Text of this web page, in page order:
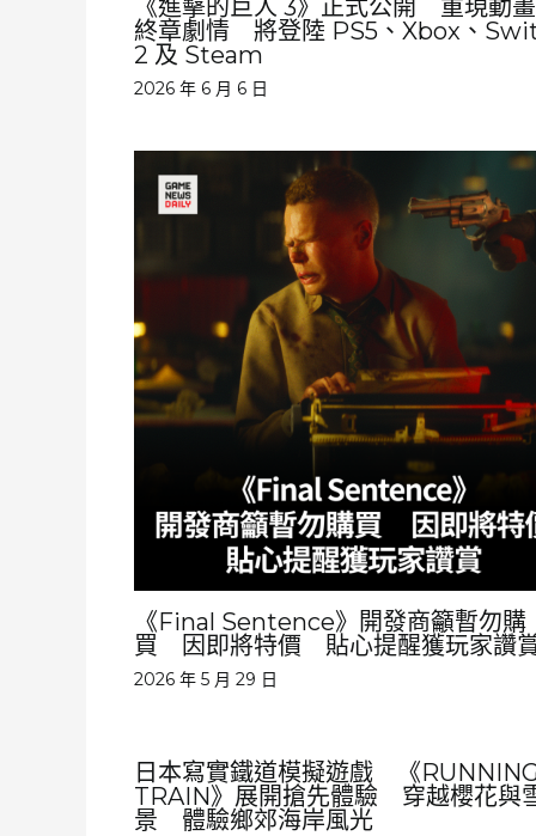
《進擊的巨人 3》正式公開 重現動
終章劇情 將登陸 PS5、Xbox、
2 及 Steam
2026 年 6 月 6 日
《Final Sentence》開發商籲暫勿購
買 因即將特價 貼心提醒獲玩家讚
2026 年 5 月 29 日
日本寫實鐵道模擬遊戲 《
TRAIN》展開搶先體驗 穿越櫻花與
景 體驗鄉郊海岸風光